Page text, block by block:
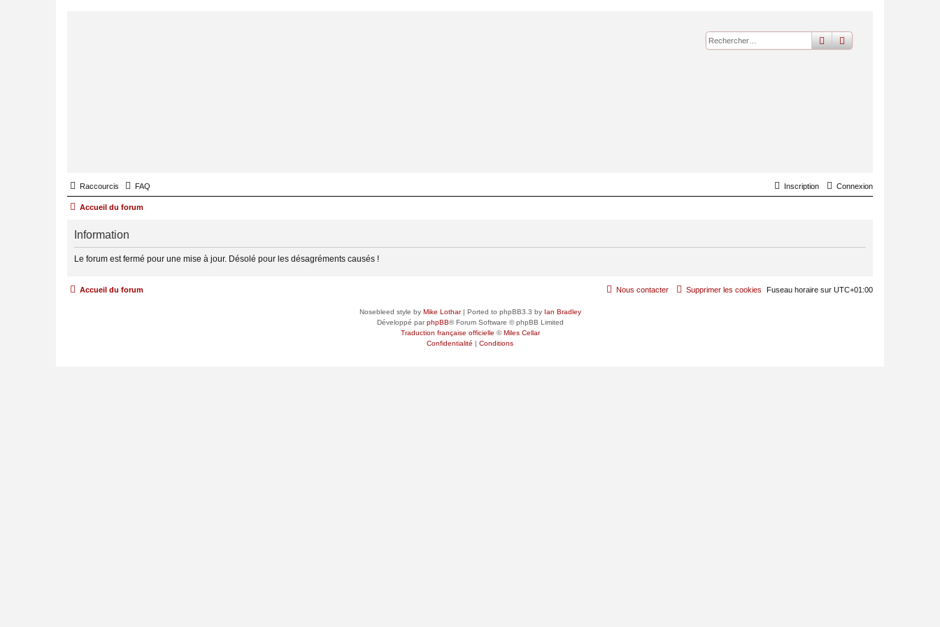
rechercher
recherche
Raccourcis FAQ Connexion
Inscription
Accueil du forum
Information
Le forum est fermé pour une mise à jour. Désolé pour les désagréments causés !
Accueil du forum Fuseau horaire sur UTC+01:00
Supprimer les cookies
Nous contacter
Nosebleed style by Mike Lothar| Ported to phpBB3.3 by Ian Bradley
Développé parphpBB® Forum Software © phpBB Limited
Traduction française officielle ©Miles Cellar
Confidentialité | Conditions